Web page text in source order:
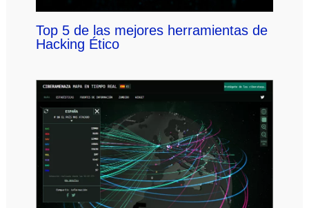
Top 5 de las mejores herramientas de
Hacking Ético